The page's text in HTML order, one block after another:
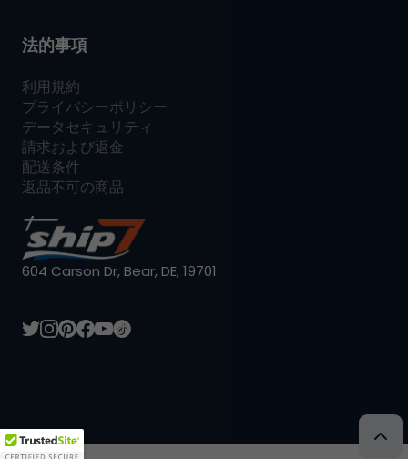
法的事項
利用規約
プライバシーポリシー
データセキュリティ
請求および返金
配送条件
返品不可の商品
604 Carson Dr, Bear, DE, 19701